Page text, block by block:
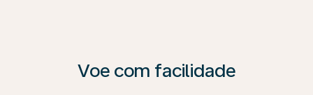
Voe com facilidade